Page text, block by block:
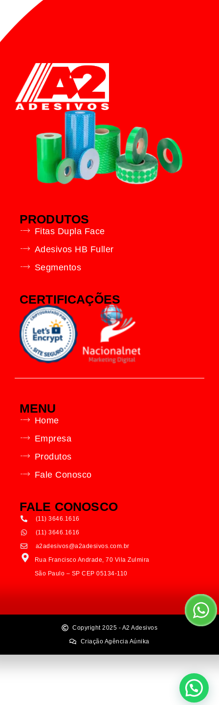
PRODUTOS
Fitas Dupla Face
Adesivos HB Fuller
Segmentos
CERTIFICAÇÕES
MENU
Home
Empresa
Produtos
Fale Conosco
FALE CONOSCO
(11) 3646.1616
(11) 3646.1616
a2adesivos@a2adesivos.com.br
Rua Francisco Andrade, 70 Vila Zulmira
São Paulo – SP CEP 05134-110
Copyright 2025 - A2 Adesivos
Criação Agência Aúnika